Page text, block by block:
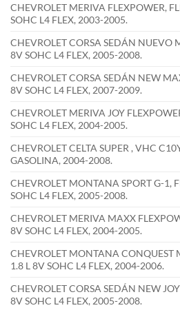
CHEVROLET MERIVA FLEXPOWER,
SOHC L4 FLEX, 2003-2005.
CHEVROLET CORSA SEDÁN NUEVO
8V SOHC L4 FLEX, 2005-2008.
CHEVROLET CORSA SEDÁN NEW
8V SOHC L4 FLEX, 2007-2009.
CHEVROLET MERIVA JOY
SOHC L4 FLEX, 2004-2005.
CHEVROLET CELTA SUPER , VHC
GASOLINA, 2004-2008.
CHEVROLET MONTANA SPORT G-1,
SOHC L4 FLEX, 2005-2008.
CHEVROLET MERIVA MAXX
8V SOHC L4 FLEX, 2004-2005.
CHEVROLET MONTANA CONQUEST
1.8 L 8V SOHC L4 FLEX, 2004-2006.
CHEVROLET CORSA SEDÁN NEW
8V SOHC L4 FLEX, 2005-2008.